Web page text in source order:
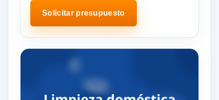
Solicitar presupuesto